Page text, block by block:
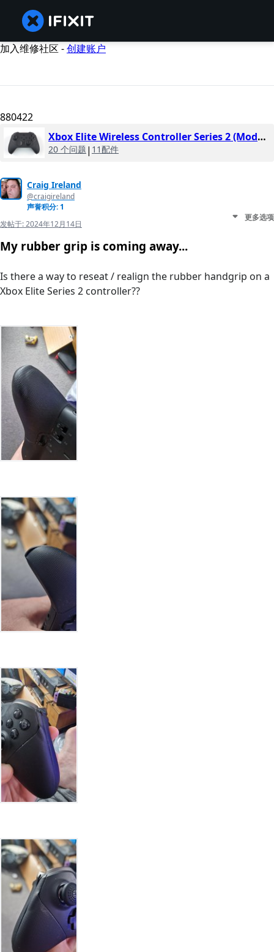
加入维修社区 -创建账户
880422
Xbox Elite Wireless Controller Series 2 (Model 1797)
20 个问题 | 11配件
Craig Ireland
@craigireland
声誉积分: 1
发帖于:2024年12月14日
更多选项
My rubber grip is coming away...
Is there a way to reseat / realign the rubber handgrip on a
Xbox Elite Series 2 controller??